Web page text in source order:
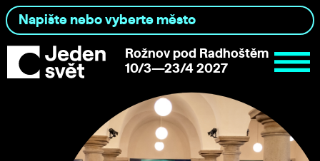
Rožnov pod Radhoštěm
10/3—23/4 2027